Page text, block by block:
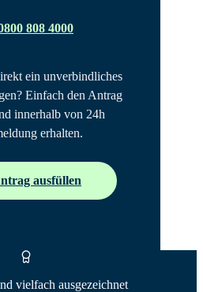
808 4000
ein unverbindliches
Einfach den Antrag
innerhalb von 24h
erhalten.
ausfüllen
vielfach ausgezeichnet